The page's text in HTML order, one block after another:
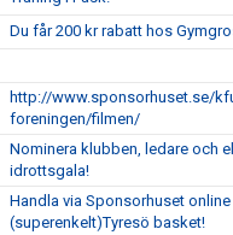
Du får 200 kr rabatt hos
http://www.sponsorhuset.se/
foreningen/filmen/
Nominera klubben, ledare och
idrottsgala!
Handla via Sponsorhuset
(superenkelt)Tyresö basket!